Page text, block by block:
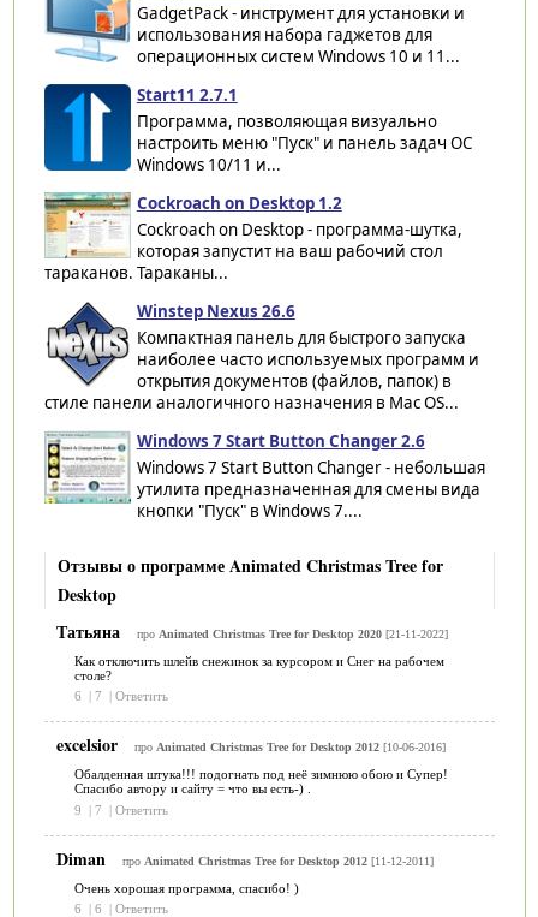
GadgetPack - инструмент для установки и
использования набора гаджетов для
операционных систем Windows 10 и 11...
Start11 2.7.1
Программа, позволяющая визуально
настроить меню "Пуск" и панель задач ОС
Windows 10/11 и...
Cockroach on Desktop 1.2
Cockroach on Desktop - программа-шутка,
которая запустит на ваш рабочий стол
тараканов. Тараканы...
Winstep Nexus 26.6
Компактная панель для быстрого запуска
наиболее часто используемых программ и
открытия документов (файлов, папок) в
стиле панели аналогичного назначения в Mac OS...
Windows 7 Start Button Changer 2.6
Windows 7 Start Button Changer - небольшая
утилита предназначенная для смены вида
кнопки "Пуск" в Windows 7....
Отзывы о программе Animated Christmas Tree for
Desktop
Татьяна
про Animated Christmas Tree for Desktop 2020[21-11-2022]
Как отключить шлейв снежинок за курсором и Снег на рабочем
столе?
6
7 Ответить
excelsior про Animated Christmas Tree for Desktop 2012[10-06-2016]
Обалденная штука!!! подогнать под неё зимнюю обою и Супер!
Спасибо автору и сайту = что вы есть-) .
9
| 7 | Ответить
Diman про Animated Christmas Tree for Desktop 2012[11-12-2011]
Очень хорошая программа, спасибо! )
6
6 Ответить